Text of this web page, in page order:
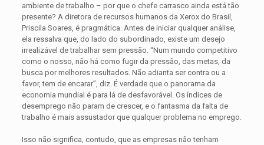
ambiente de trabalho – por que o chefe carrasco ainda está tão
presente? A diretora de recursos humanos da Xerox do Brasil,
Priscila Soares, é pragmática. Antes de iniciar qualquer análise,
ela ressalva que, do lado do subordinado, existe um desejo
irrealizável de trabalhar sem pressão. “Num mundo competitivo
como o nosso, não há como fugir da pressão, das metas, da
busca por melhores resultados. Não adianta ser contra ou a
favor, tem de encarar”, diz. É verdade que o panorama da
economia mundial é para lá de desfavorável. Os índices de
desemprego não param de crescer, e o fantasma da falta de
trabalho é mais assustador que qualquer problema no emprego.
Isso não significa, contudo, que as empresas não tenham